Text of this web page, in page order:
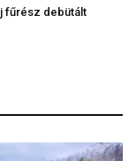
fűrész debütált